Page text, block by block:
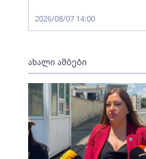
2026/08/07 14:00
ახალი ამბები